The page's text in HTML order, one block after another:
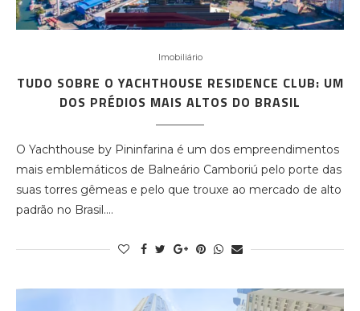
Imobiliário
TUDO SOBRE O YACHTHOUSE RESIDENCE CLUB: UM
DOS PRÉDIOS MAIS ALTOS DO BRASIL
O Yachthouse by Pininfarina é um dos empreendimentos
mais emblemáticos de Balneário Camboriú pelo porte das
suas torres gêmeas e pelo que trouxe ao mercado de alto
padrão no Brasil.…